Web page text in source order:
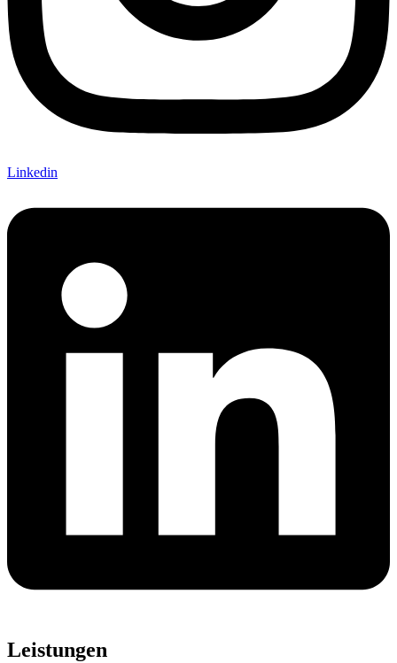
Linkedin
Leistungen